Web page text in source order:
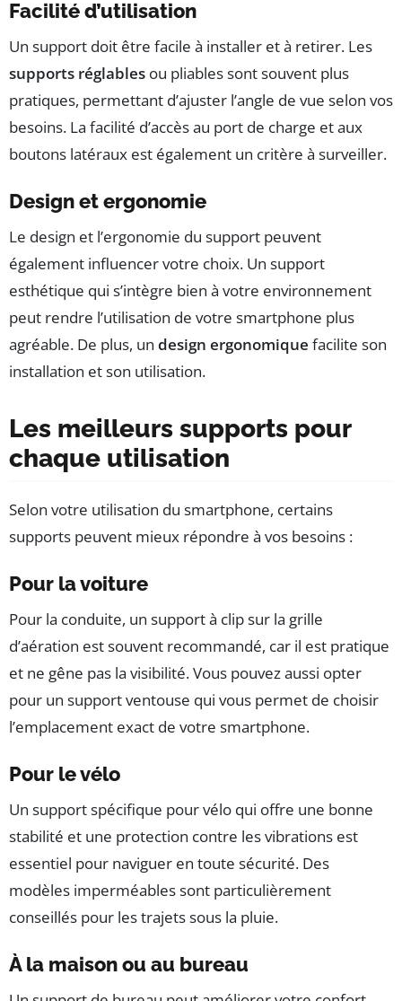
Facilité d’utilisation
Un support doit être facile à installer et à retirer. Les
supports réglables ou pliables sont souvent plus
pratiques, permettant d’ajuster l’angle de vue selon vos
besoins. La facilité d’accès au port de charge et aux
boutons latéraux est également un critère à surveiller.
Design et ergonomie
Le design et l’ergonomie du support peuvent
également influencer votre choix. Un support
esthétique qui s’intègre bien à votre environnement
peut rendre l’utilisation de votre smartphone plus
agréable. De plus, un design ergonomique facilite son
installation et son utilisation.
Les meilleurs supports pour
chaque utilisation
Selon votre utilisation du smartphone, certains
supports peuvent mieux répondre à vos besoins :
Pour la voiture
Pour la conduite, un support à clip sur la grille
d’aération est souvent recommandé, car il est pratique
et ne gêne pas la visibilité. Vous pouvez aussi opter
pour un support ventouse qui vous permet de choisir
l’emplacement exact de votre smartphone.
Pour le vélo
Un support spécifique pour vélo qui offre une bonne
stabilité et une protection contre les vibrations est
essentiel pour naviguer en toute sécurité. Des
modèles imperméables sont particulièrement
conseillés pour les trajets sous la pluie.
À la maison ou au bureau